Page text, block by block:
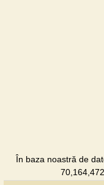
În baza noastră de